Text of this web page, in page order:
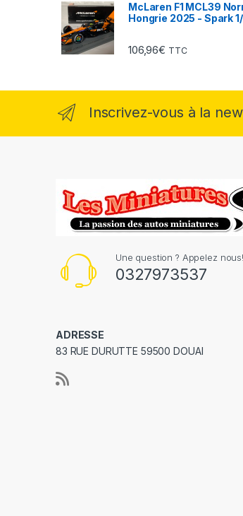
McLaren F1 MCL39
Hongrie 2025 - Spark
106,96€ TTC
Inscrivez-vous à la
Une question ? Appelez nous!
0327973537
ADRESSE
83 RUE DURUTTE 59500 DOUAI